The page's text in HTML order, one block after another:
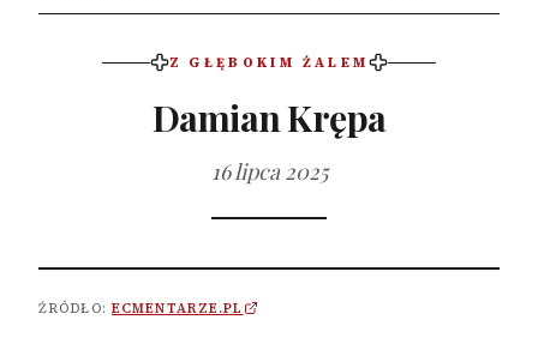
Z GŁĘBOKIM ŻALEM
Damian Krępa
16 lipca 2025
ŹRÓDŁO: ECMENTARZE.PL